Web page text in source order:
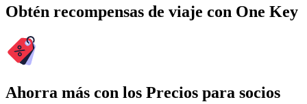
Obtén recompensas de viaje con One Key
Ahorra más con los Precios para socios